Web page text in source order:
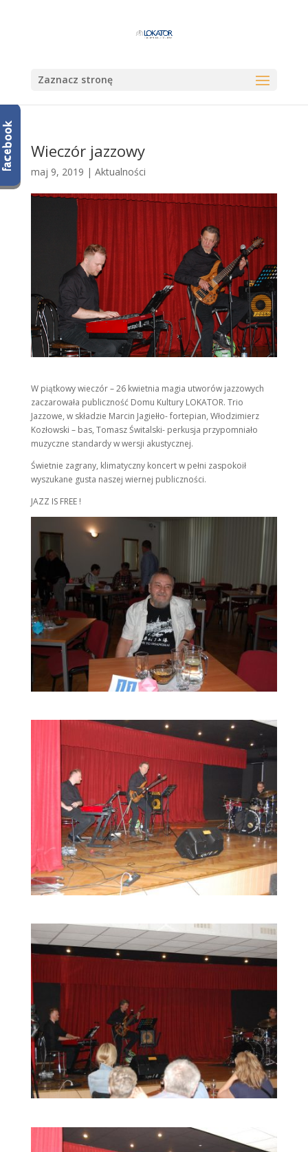
Zaznacz stronę
Wieczór jazzowy
maj 9, 2019 | Aktualności
W piątkowy wieczór – 26 kwietnia magia utworów jazzowych
zaczarowała publiczność Domu Kultury LOKATOR. Trio
Jazzowe, w składzie Marcin Jagiełło- fortepian, Włodzimierz
Kozłowski – bas, Tomasz Świtalski- perkusja przypomniało
muzyczne standardy w wersji akustycznej.
Świetnie zagrany, klimatyczny koncert w pełni zaspokoił
wyszukane gusta naszej wiernej publiczności.
JAZZ IS FREE !